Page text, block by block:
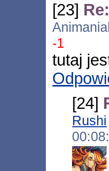
[23]
-1
tutaj
[24]
Rushi